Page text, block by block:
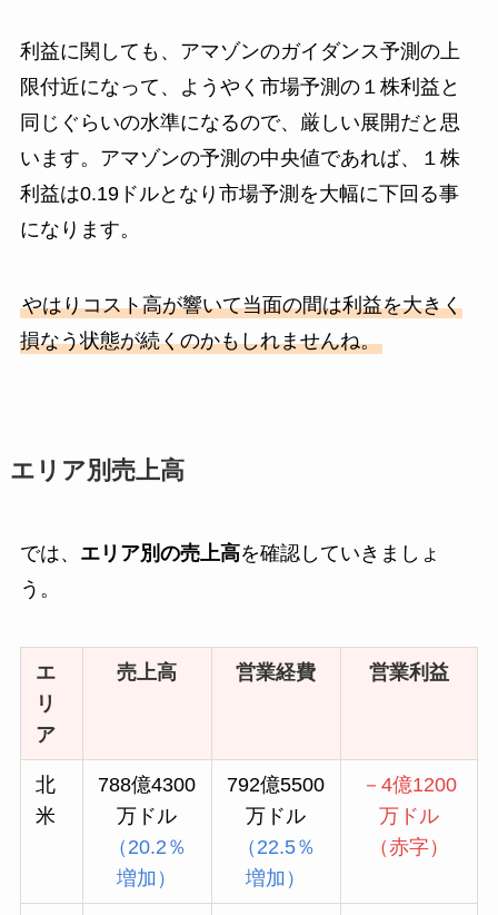
利益に関しても、アマゾンのガイダンス予測の上
限付近になって、ようやく市場予測の１株利益と
同じぐらいの水準になるので、厳しい展開だと思
います。アマゾンの予測の中央値であれば、１株
利益は0.19ドルとなり市場予測を大幅に下回る事
になります。
やはりコスト高が響いて当面の間は利益を大きく
損なう状態が続くのかもしれませんね。
エリア別売上高
では、 エリア別の売上高を確認していきましょ
う。
エ
リ
ア
売上高 営業経費 営業利益
北
米
788億4300
万ドル
（20.2％
増加）
792億5500
万ドル
（22.5％
増加）
－4億1200
万ドル
（赤字）